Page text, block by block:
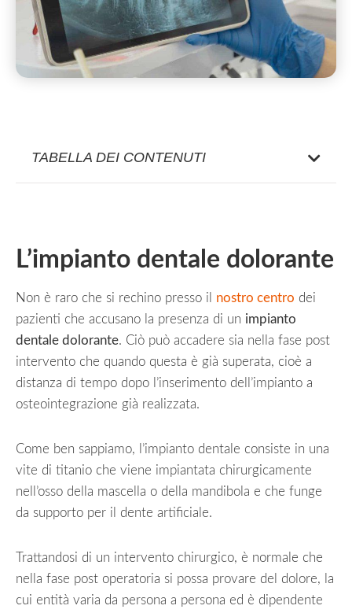
TABELLA DEI CONTENUTI
L’impianto dentale dolorante
Non è raro che si rechino presso il nostro centro dei
pazienti che accusano la presenza di un impianto
dentale dolorante. Ciò può accadere sia nella fase post
intervento che quando questa è già superata, cioè a
distanza di tempo dopo l’inserimento dell’impianto a
osteointegrazione già realizzata.
Come ben sappiamo, l’impianto dentale consiste in una
vite di titanio che viene impiantata chirurgicamente
nell’osso della mascella o della mandibola e che funge
da supporto per il dente artificiale.
Trattandosi di un intervento chirurgico, è normale che
nella fase post operatoria si possa provare del dolore, la
cui entità varia da persona a persona ed è dipendente